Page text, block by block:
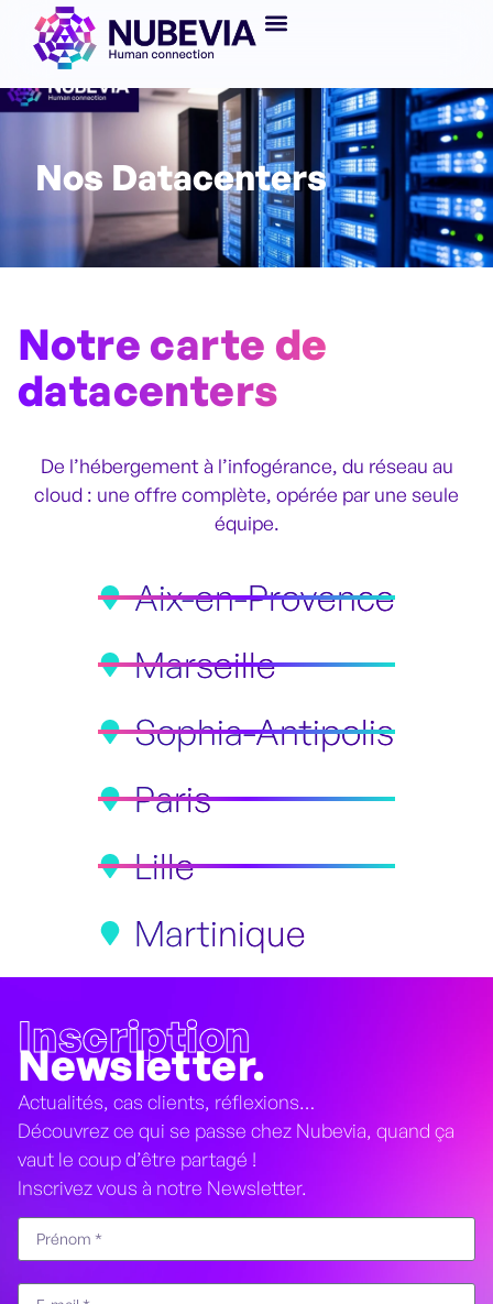
Nos Datacenters
Notre carte de
datacenters
De l’hébergement à l’infogérance, du réseau au
cloud : une offre complète, opérée par une seule
équipe.
Aix-en-Provence
Marseille
Sophia-Antipolis
Paris
Lille
Martinique
Inscription
Newsletter.
Actualités, cas clients, réflexions…
Découvrez ce qui se passe chez Nubevia, quand ça
vaut le coup d’être partagé !
Inscrivez vous à notre Newsletter.